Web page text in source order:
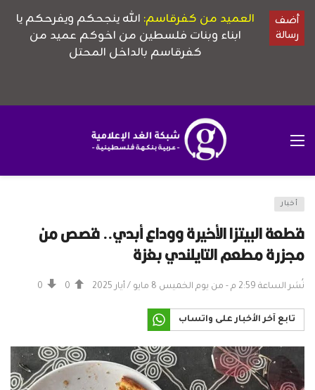
أخبار
قطعة البيتزا الأخيرة ووداع أبدي.. قصص من
مجزرة مطعم التايلندي بغزة
نُشر الساعة 2:59 م - من يوم الخميس 8 مايو / أيار 2025 0
0
تابع آخر الأخبار على واتساب